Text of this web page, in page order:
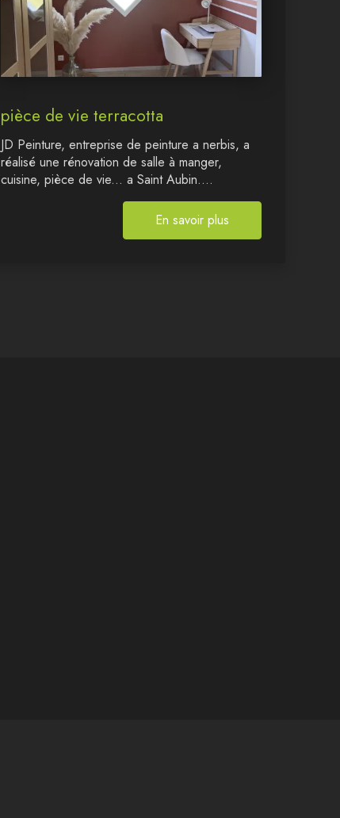
pièce de vie terracotta
JD Peinture, entreprise de peinture a nerbis, a
réalisé une rénovation de salle à manger,
cuisine, pièce de vie... a Saint Aubin....
En savoir plus